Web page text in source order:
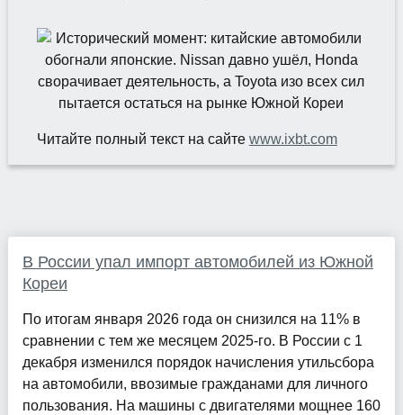
Читайте полный текст на сайте www.ixbt.com
В России упал импорт автомобилей из Южной
Кореи
По итогам января 2026 года он снизился на 11% в
сравнении с тем же месяцем 2025-го. В России с 1
декабря изменился порядок начисления утильсбора
на автомобили, ввозимые гражданами для личного
пользования. На машины с двигателями мощнее 160